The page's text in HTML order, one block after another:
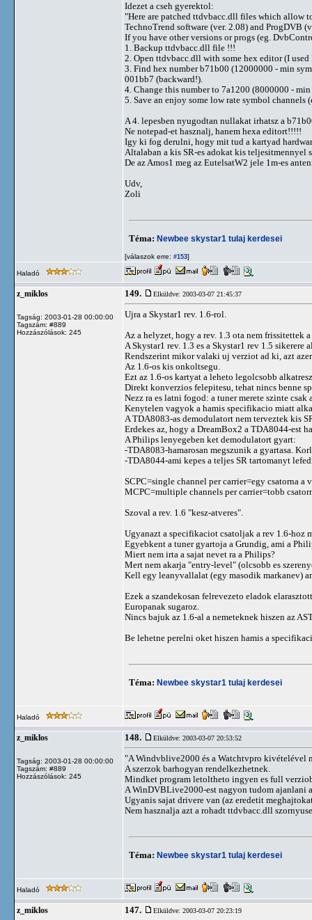
Idezet a cseh gyerektol:
"Here are patched ttdvbacc.dll files which allow
TechnoTrend software (ver. 2.08) and ProgDVB
If you have other versions or progs (eg.
1. Backup ttdvbacc.dll file !!!
2. Open ttdvbacc.dll with some hex editor (I used
3. Find hex number b71b00 (12000000 - min
001bb7 (backward!).
4. Change this number to 7a1200 (8000000 -
5. Save an enjoy some low rate symbol
A 4. lepesben nyugodtan nullakat irhatsz a
Ne notepad-et hasznalj, hanem hexa editort!!!!!
Igy ki fog derulni, hogy mit tud a kartyad
Altalaban a kis SR-es adokat kis teljesitmennyel
De az Amos1 meg az EutelsatW2 jele 1m-es
Udv,
Zoli
Téma: Newbee skystar1 tulaj kerdesei
[válaszok erre: #153]
Haladó
z_miklos
Tagság: 2003-01-28 00:00:00
Tagszám: #889
Hozzászólások: 245
149. Elküldve: 2003-03-07 21:45:37
Ujra a Skystar1 rev. 1.6-rol.
Az a helyzet, hogy a rev. 1.3 ota nem frissitettek
A Skystar1 rev. 1.3 es a Skystar1 rev 1.5 sikerere
Rendszerint mikor valaki uj verziot ad ki, azt
Az 1.6-os kis onkoltsegu.
Ezt az 1.6-os kartyat a leheto legolcsobb
Direkt konverzios felepitesu, tehat nincs benne
Nezz ra es latni fogod: a tuner merete szinte
Kenytelen vagyok a hamis specifikacio miatt
A TDA8083-as demodulatort nem terveztek kis
Erdekes az, hogy a DreamBox2 a TDA8044-est
A Philips lenyegeben ket demodulatort gyart:
-TDA8083-hamarosan megszunik a gyartasa.
-TDA8044-ami kepes a teljes SR tartomanyt
SCPC=single channel per carrier=egy csatorna a
MCPC=multiple channels per carrier=tobb
Szoval a rev. 1.6 "kesz-atveres".
Ugyanazt a specifikaciot csatoljak a rev 1.6-hoz
Egyebkent a tuner gyartoja a Grundig, ami a
Miert nem irta a sajat nevet ra a Philips?
Mert nem akarja "entry-level" (olcsobb es
Kell egy leanyvallalat (egy masodik markanev)
Ezek a szandekosan felrevezeto eladok
Europanak sugaroz.
Nincs bajuk az 1.6-al a nemeteknek hiszen az
Be lehetne perelni oket hiszen hamis a
Téma: Newbee skystar1 tulaj kerdesei
Haladó
z_miklos
Tagság: 2003-01-28 00:00:00
Tagszám: #889
Hozzászólások: 245
148. Elküldve: 2003-03-07 20:53:52
"A Windvblive2000 és a Watchtvpro kivételével
A szerzok barhogyan rendelkezhetnek.
Mindket program letoltheto ingyen es full
A WinDVBLive2000-est nagyon tudom ajanlani
Ugyanis sajat drivere van (az eredetit
Nem hasznalja azt a rohadt ttdvbacc.dll
Téma: Newbee skystar1 tulaj kerdesei
Haladó
z_miklos 147. Elküldve: 2003-03-07 20:23:19